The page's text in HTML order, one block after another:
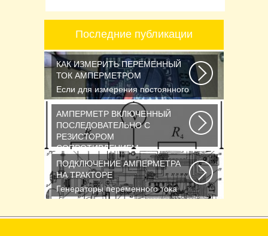
Последние публикации
КАК ИЗМЕРИТЬ ПЕРЕМЕННЫЙ
ТОК АМПЕРМЕТРОМ
Если для измерения постоянного
напряжения Вы пользуетесь
вольтметром с...
АМПЕРМЕТР ВКЛЮЧЕННЫЙ
ПОСЛЕДОВАТЕЛЬНО С
РЕЗИСТОРОМ
СОПРОТИВЛЕНИЕМ
Последовательное соединение
сопротивлений Возьмем три
постоянных сопротивления...
ПОДКЛЮЧЕНИЕ АМПЕРМЕТРА
НА ТРАКТОРЕ
Генераторы переменного тока
Г287Д и Г287Е для тракторов Эти